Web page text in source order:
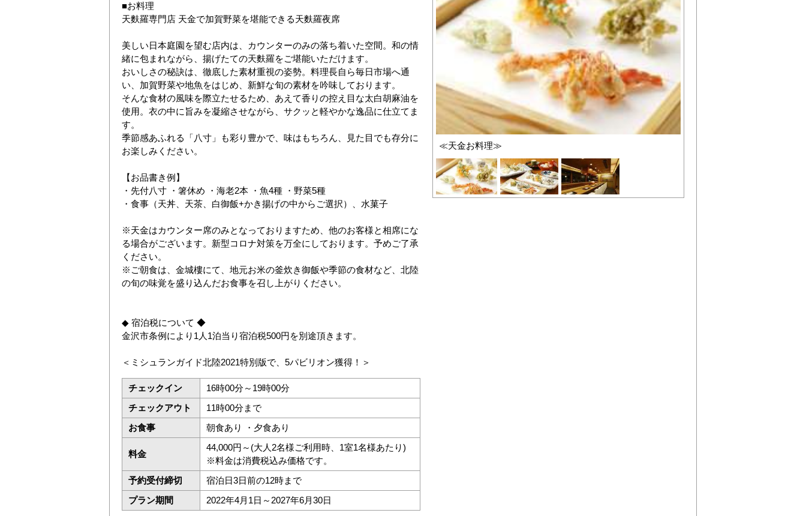
■お料理
天麩羅専門店 天金で加賀野菜を堪能できる天麩羅夜席
美しい日本庭園を望む店内は、カウンターのみの落ち着いた空間。和の情
緒に包まれながら、揚げたての天麩羅をご堪能いただけます。
おいしさの秘訣は、徹底した素材重視の姿勢。料理長自ら毎日市場へ通
い、加賀野菜や地魚をはじめ、新鮮な旬の素材を吟味しております。
そんな食材の風味を際立たせるため、あえて香りの控え目な太白胡麻油を
使用。衣の中に旨みを凝縮させながら、サクッと軽やかな逸品に仕立てま
す。
季節感あふれる「八寸」も彩り豊かで、味はもちろん、見た目でも存分に
お楽しみください。
【お品書き例】
・先付八寸 ・箸休め ・海老2本 ・魚4種 ・野菜5種
・食事（天丼、天茶、白御飯+かき揚げの中からご選択）、水菓子
※天金はカウンター席のみとなっておりますため、他のお客様と相席にな
る場合がございます。新型コロナ対策を万全にしております。予めご了承
ください。
※ご朝食は、金城樓にて、地元お米の釜炊き御飯や季節の食材など、北陸
の旬の味覚を盛り込んだお食事を召し上がりください。
◆ 宿泊税について ◆
金沢市条例により1人1泊当り宿泊税500円を別途頂きます。
＜ミシュランガイド北陸2021特別版で、5パビリオン獲得！＞
チェックイン
16時00分～19時00分
チェックアウト
11時00分まで
お食事
朝食あり ・夕食あり
料金
44,000円～(大人2名様ご利用時、1室1名様あたり)
※料金は消費税込み価格です。
予約受付締切
宿泊日3日前の12時まで
プラン期間
2022年4月1日～2027年6月30日
≪天金お料理≫